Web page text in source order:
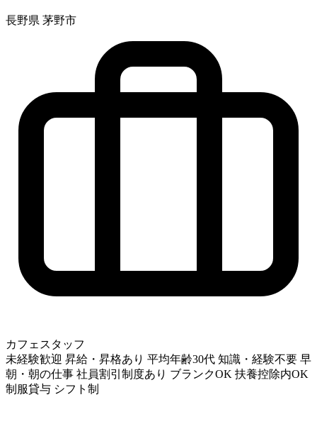
長野県 茅野市
カフェスタッフ
未経験歓迎 昇給・昇格あり 平均年齢30代 知識・経験不要 早
朝・朝の仕事 社員割引制度あり ブランクOK 扶養控除内OK
制服貸与 シフト制